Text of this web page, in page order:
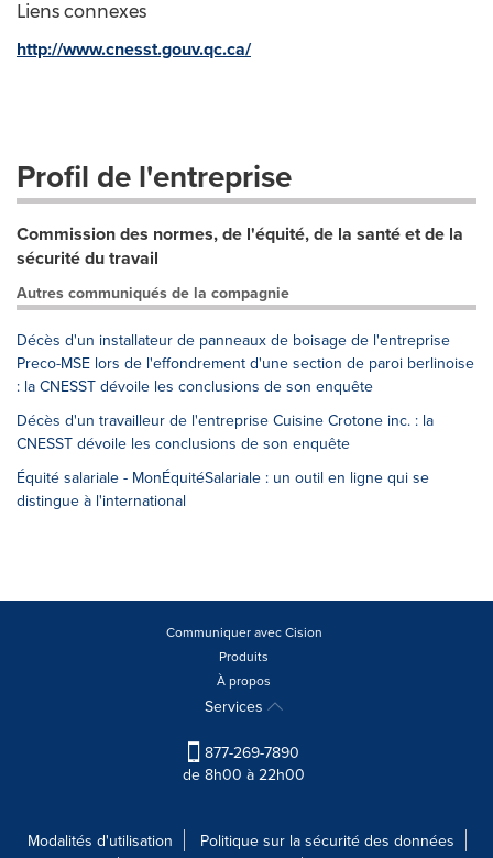
Liens connexes
http://www.cnesst.gouv.qc.ca/
Profil de l'entreprise
Commission des normes, de l'équité, de la santé et de la
sécurité du travail
Autres communiqués de la compagnie
Décès d'un installateur de panneaux de boisage de l'entreprise
Preco-MSE lors de l'effondrement d'une section de paroi berlinoise
: la CNESST dévoile les conclusions de son enquête
Décès d'un travailleur de l'entreprise Cuisine Crotone inc. : la
CNESST dévoile les conclusions de son enquête
Équité salariale - MonÉquitéSalariale : un outil en ligne qui se
distingue à l'international
Communiquer avec Cision
Produits
À propos
Services
877-269-7890
de 8h00 à 22h00
Modalités d'utilisation
Politique sur la sécurité des données